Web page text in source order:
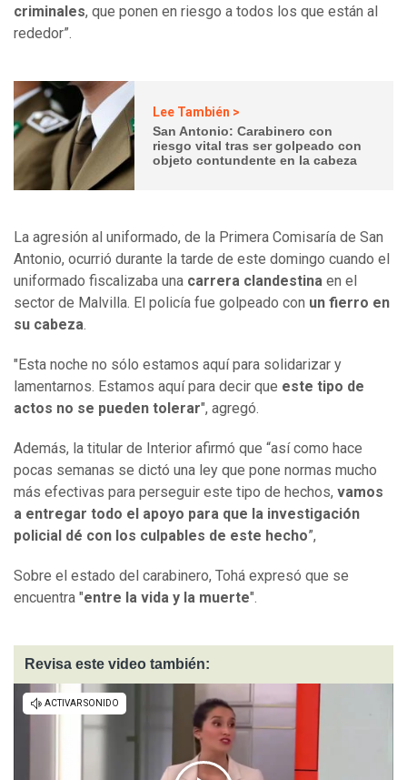
criminales, que ponen en riesgo a todos los que están al
rededor”.
Lee También >
San Antonio: Carabinero con
riesgo vital tras ser golpeado con
objeto contundente en la cabeza
La agresión al uniformado, de la Primera Comisaría de San
Antonio, ocurrió durante la tarde de este domingo cuando el
uniformado fiscalizaba una carrera clandestina en el
sector de Malvilla. El policía fue golpeado con un fierro en
su cabeza.
"Esta noche no sólo estamos aquí para solidarizar y
lamentarnos. Estamos aquí para decir que este tipo de
actos no se pueden tolerar", agregó.
Además, la titular de Interior afirmó que “así como hace
pocas semanas se dictó una ley que pone normas mucho
más efectivas para perseguir este tipo de hechos, vamos
a entregar todo el apoyo para que la investigación
policial dé con los culpables de este hecho”,
Sobre el estado del carabinero, Tohá expresó que se
encuentra "entre la vida y la muerte".
Revisa este video también: